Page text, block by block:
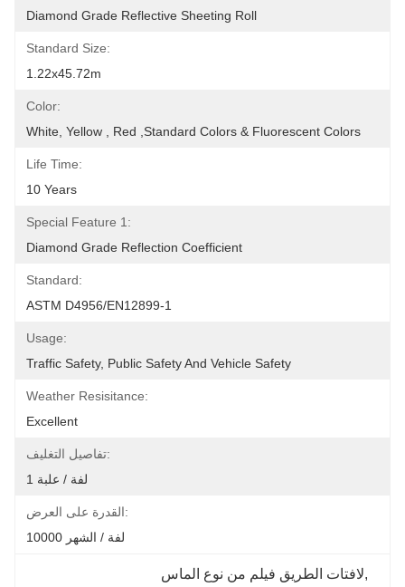
Diamond Grade Reflective Sheeting Roll
Standard Size:
1.22x45.72m
Color:
White, Yellow , Red ,Standard Colors & Fluorescent Colors
Life Time:
10 Years
Special Feature 1:
Diamond Grade Reflection Coefficient
Standard:
ASTM D4956/EN12899-1
Usage:
Traffic Safety, Public Safety And Vehicle Safety
Weather Resisitance:
Excellent
تفاصيل التغليف:
1 لفة / علبة
القدرة على العرض:
10000 لفة / الشهر
لافتات الطريق فيلم من نوع الماس,